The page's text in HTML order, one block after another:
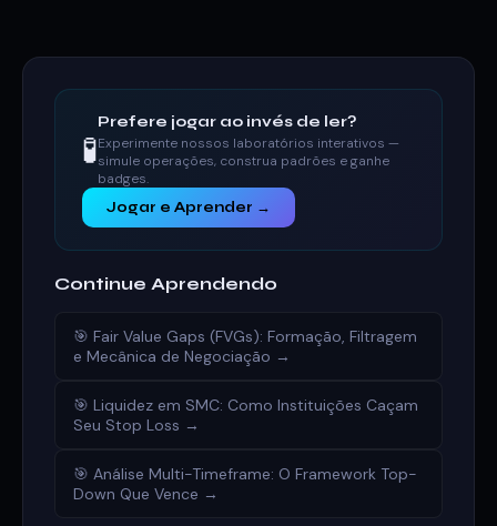
🧪
Prefere jogar ao invés de ler?
Experimente nossos laboratórios interativos —
simule operações, construa padrões e ganhe
badges.
Jogar e Aprender →
Continue Aprendendo
🎯 Fair Value Gaps (FVGs): Formação, Filtragem
e Mecânica de Negociação →
🎯 Liquidez em SMC: Como Instituições Caçam
Seu Stop Loss →
🎯 Análise Multi-Timeframe: O Framework Top-
Down Que Vence →